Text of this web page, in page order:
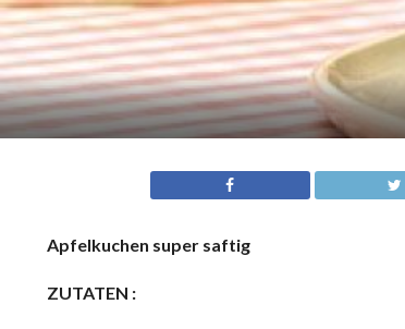
Apfelkuchen super saftig
ZUTATEN :